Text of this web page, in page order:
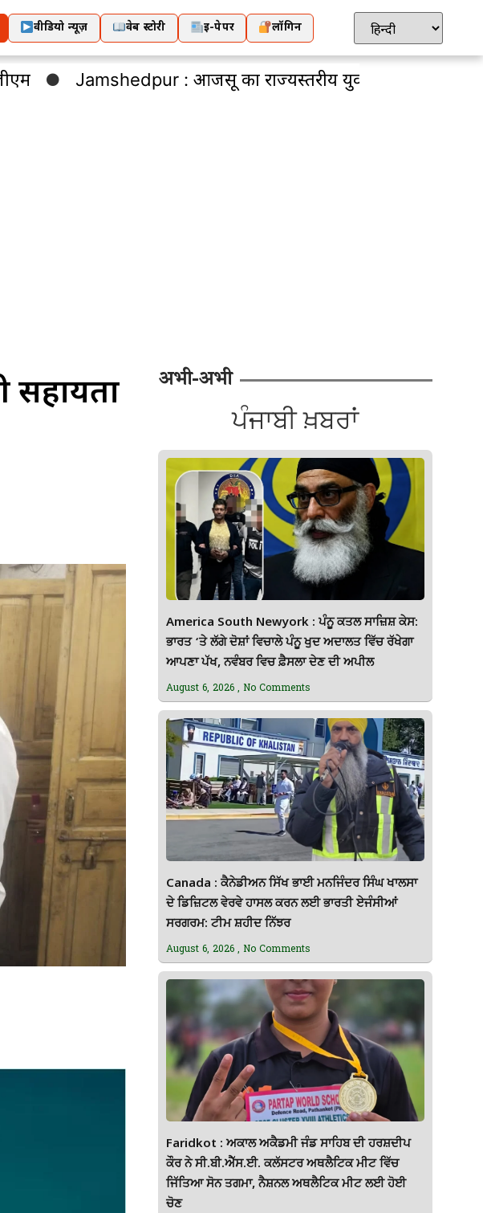
वीडियो न्यूज़ वेब स्टोरी ई-पेपर लॉगिन
: आजसू का राज्यस्तरीय युवा अधिवेशन कल से, सिदगोड़ा
सहायता
अभी-अभी
ਪੰਜਾਬੀ ਖ਼ਬਰਾਂ
America South Newyork : ਪੰਨੂ ਕਤਲ ਸਾਜ਼ਿਸ਼ ਕੇਸ:
ਭਾਰਤ ‘ਤੇ ਲੱਗੇ ਦੋਸ਼ਾਂ ਵਿਚਾਲੇ ਪੰਨੂ ਖੁਦ ਅਦਾਲਤ ਵਿੱਚ ਰੱਖੇਗਾ
ਆਪਣਾ ਪੱਖ, ਨਵੰਬਰ ਵਿਚ ਫ਼ੈਸਲਾ ਦੇਣ ਦੀ ਅਪੀਲ
August 6, 2026 No Comments
Canada : ਕੈਨੇਡੀਅਨ ਸਿੱਖ ਭਾਈ ਮਨਜਿੰਦਰ ਸਿੰਘ ਖਾਲਸਾ
ਦੇ ਡਿਜ਼ਿਟਲ ਵੇਰਵੇ ਹਾਸਲ ਕਰਨ ਲਈ ਭਾਰਤੀ ਏਜੰਸੀਆਂ
ਸਰਗਰਮ: ਟੀਮ ਸ਼ਹੀਦ ਨਿੱਝਰ
August 6, 2026 No Comments
Faridkot : ਅਕਾਲ ਅਕੈਡਮੀ ਜੰਡ ਸਾਹਿਬ ਦੀ ਹਰਸ਼ਦੀਪ
ਕੌਰ ਨੇ ਸੀ.ਬੀ.ਐੱਸ.ਈ. ਕਲੱਸਟਰ ਅਥਲੈਟਿਕ ਮੀਟ ਵਿੱਚ
ਜਿੱਤਿਆ ਸੋਨ ਤਗਮਾ, ਨੈਸ਼ਨਲ ਅਥਲੈਟਿਕ ਮੀਟ ਲਈ ਹੋਈ
ਚੋਣ